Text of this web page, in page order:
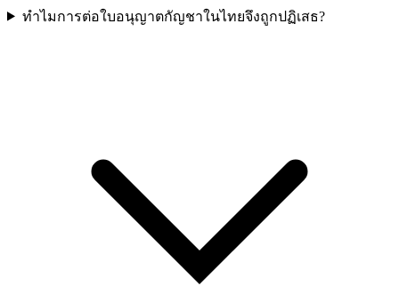
ทำไมการต่อใบอนุญาตกัญชาในไทยจึงถูกปฏิเสธ?